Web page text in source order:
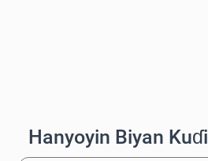
Hanyoyin Biyan Kuɗi